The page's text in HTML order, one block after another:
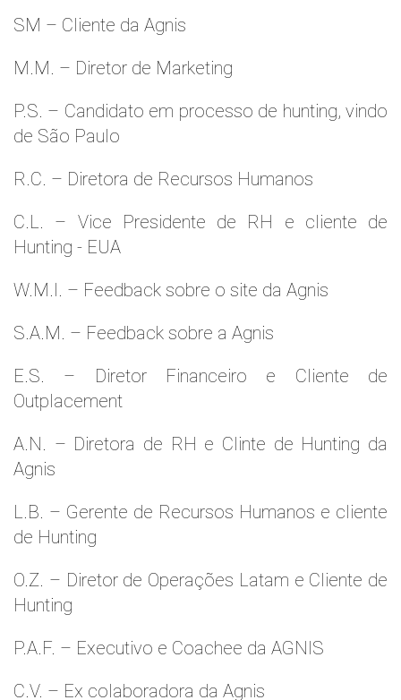
SM – Cliente da Agnis
M.M. – Diretor de Marketing
P.S. – Candidato em processo de hunting, vindo
de São Paulo
R.C. – Diretora de Recursos Humanos
C.L. – Vice Presidente de RH e cliente de
Hunting - EUA
W.M.l. – Feedback sobre o site da Agnis
S.A.M. – Feedback sobre a Agnis
E.S. – Diretor Financeiro e Cliente de
Outplacement
A.N. – Diretora de RH e Clinte de Hunting da
Agnis
L.B. – Gerente de Recursos Humanos e cliente
de Hunting
O.Z. – Diretor de Operações Latam e Cliente de
Hunting
P.A.F. – Executivo e Coachee da AGNIS
C.V. – Ex colaboradora da Agnis